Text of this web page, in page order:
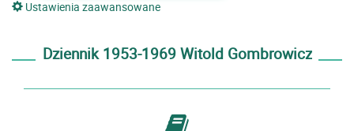
Ustawienia zaawansowane
Dziennik 1953-1969 Witold Gombrowicz